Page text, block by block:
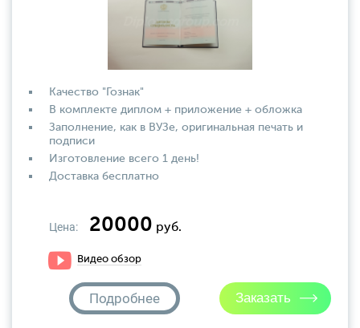
Качество "Гознак"
В комплекте диплом + приложение + обложка
Заполнение, как в ВУЗе, оригинальная печать и
подписи
Изготовление всего 1 день!
Доставка бесплатно
Цена: 20000 руб.
Видео обзор
Подробнее